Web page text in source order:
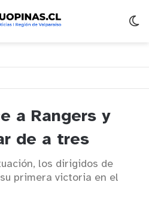
a Rangers y
de a tres
los dirigidos de
primera victoria en el